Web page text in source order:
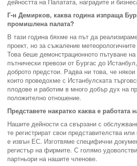
Г-н Демирков, каква година изпраща
промишлена палата?
В тази година бяхме на път да
проект, но за съжаление
Това беше демонстрационното пътуване на
пътнически превози от Бургас до
доброто предстои. Радва ни това, че някои
които проведохме с Истанбулската
плодове и работим в много добър дух на
положително отношение.
Представете накратко каква е работата
Нашите дейности са свързани с
те регистрират свои представителства
е извън ЕС. Изготвяме специфични
регистър на фирмите. С голямо
партньори на нашите членове.